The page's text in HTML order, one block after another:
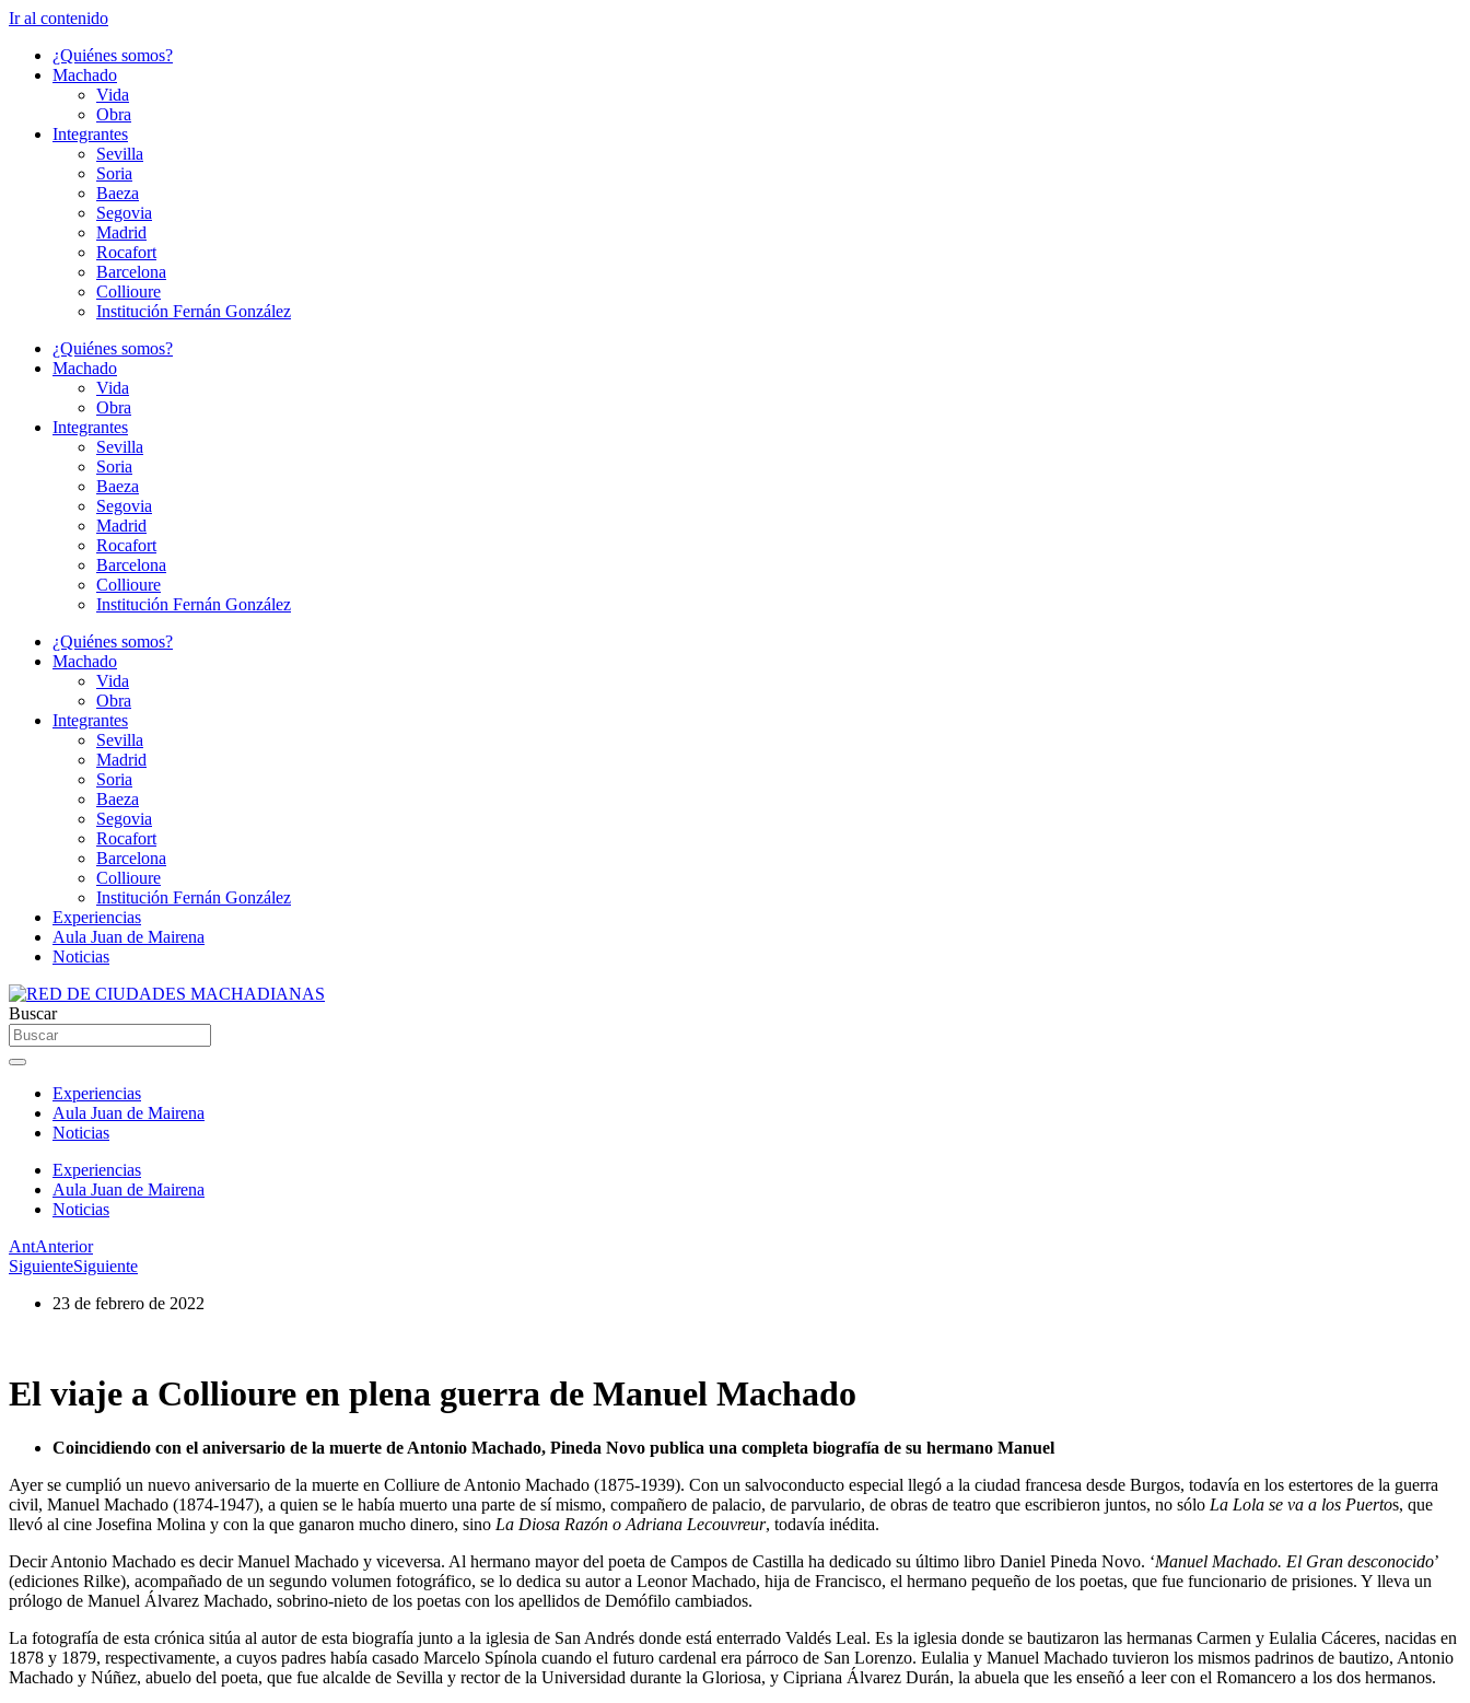
Ir al contenido
¿Quiénes somos?
Machado
Vida
Obra
Integrantes
Sevilla
Soria
Baeza
Segovia
Madrid
Rocafort
Barcelona
Collioure
Institución Fernán González
¿Quiénes somos?
Machado
Vida
Obra
Integrantes
Sevilla
Soria
Baeza
Segovia
Madrid
Rocafort
Barcelona
Collioure
Institución Fernán González
¿Quiénes somos?
Machado
Vida
Obra
Integrantes
Sevilla
Madrid
Soria
Baeza
Segovia
Rocafort
Barcelona
Collioure
Institución Fernán González
Experiencias
Aula Juan de Mairena
Noticias
Buscar
Experiencias
Aula Juan de Mairena
Noticias
Experiencias
Aula Juan de Mairena
Noticias
AntAnterior
SiguienteSiguiente
23 de febrero de 2022
El viaje a Collioure en plena guerra de Manuel Machado
Coincidiendo con el aniversario de la muerte de Antonio Machado, Pineda Novo publica una completa biografía de su hermano Manuel
Ayer se cumplió un nuevo aniversario de la muerte en Colliure de Antonio Machado (1875-1939). Con un salvoconducto especial llegó a la ciudad francesa desde Burgos, todavía en los estertores de la guerra
civil, Manuel Machado (1874-1947), a quien se le había muerto una parte de sí mismo, compañero de palacio, de parvulario, de obras de teatro que escribieron juntos, no sólo La Lola se va a los Puertos, que
llevó al cine Josefina Molina y con la que ganaron mucho dinero, sino La Diosa Razón o Adriana Lecouvreur, todavía inédita.
Decir Antonio Machado es decir Manuel Machado y viceversa. Al hermano mayor del poeta de Campos de Castilla ha dedicado su último libro Daniel Pineda Novo. ‘Manuel Machado. El Gran desconocido’
(ediciones Rilke), acompañado de un segundo volumen fotográfico, se lo dedica su autor a Leonor Machado, hija de Francisco, el hermano pequeño de los poetas, que fue funcionario de prisiones. Y lleva un
prólogo de Manuel Álvarez Machado, sobrino-nieto de los poetas con los apellidos de Demófilo cambiados.
La fotografía de esta crónica sitúa al autor de esta biografía junto a la iglesia de San Andrés donde está enterrado Valdés Leal. Es la iglesia donde se bautizaron las hermanas Carmen y Eulalia Cáceres, nacidas en
1878 y 1879, respectivamente, a cuyos padres había casado Marcelo Spínola cuando el futuro cardenal era párroco de San Lorenzo. Eulalia y Manuel Machado tuvieron los mismos padrinos de bautizo, Antonio
Machado y Núñez, abuelo del poeta, que fue alcalde de Sevilla y rector de la Universidad durante la Gloriosa, y Cipriana Álvarez Durán, la abuela que les enseñó a leer con el Romancero a los dos hermanos.